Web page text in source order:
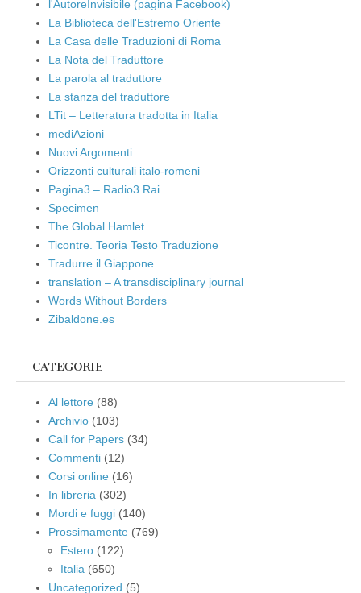
l'AutoreInvisibile (pagina Facebook)
La Biblioteca dell'Estremo Oriente
La Casa delle Traduzioni di Roma
La Nota del Traduttore
La parola al traduttore
La stanza del traduttore
LTit – Letteratura tradotta in Italia
mediAzioni
Nuovi Argomenti
Orizzonti culturali italo-romeni
Pagina3 – Radio3 Rai
Specimen
The Global Hamlet
Ticontre. Teoria Testo Traduzione
Tradurre il Giappone
translation – A transdisciplinary journal
Words Without Borders
Zibaldone.es
CATEGORIE
Al lettore (88)
Archivio (103)
Call for Papers (34)
Commenti (12)
Corsi online (16)
In libreria (302)
Mordi e fuggi (140)
Prossimamente (769)
Estero (122)
Italia (650)
Uncategorized (5)